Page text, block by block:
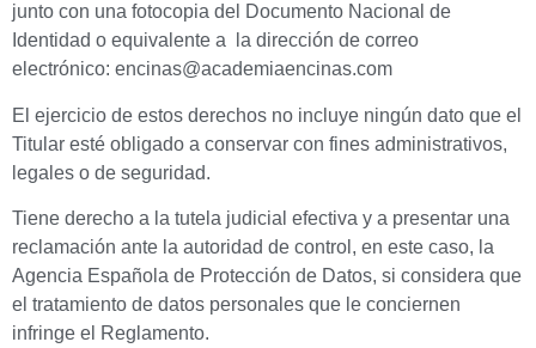
junto con una fotocopia del Documento Nacional de
Identidad o equivalente a la dirección de correo
electrónico: encinas@academiaencinas.com
El ejercicio de estos derechos no incluye ningún dato que el
Titular esté obligado a conservar con fines administrativos,
legales o de seguridad.
Tiene derecho a la tutela judicial efectiva y a presentar una
reclamación ante la autoridad de control, en este caso, la
Agencia Española de Protección de Datos, si considera que
el tratamiento de datos personales que le conciernen
infringe el Reglamento.